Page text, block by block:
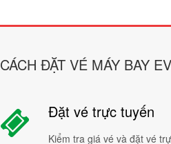
CÁCH ĐẶT VÉ MÁY BAY
Đặt vé trực tuyến
Kiểm tra giá vé và đặt vé